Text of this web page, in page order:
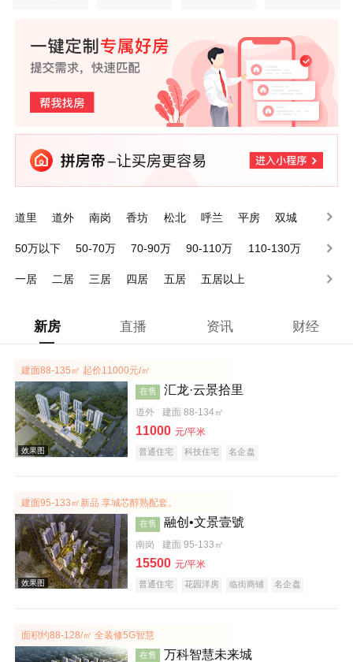
道里 道外 南岗 香坊 松北 呼兰 平房
双城
50万以下
50-70万 70-90万 90-110万
110-130万
一居
二居 三居 四居 五居 五居以上
新房 直播 资讯 财经
建面88-135㎡ 起价11000元/㎡
效果图
在售 汇龙·云景拾里
道外 建面 88-134㎡
11000 元/平米
普通住宅 科技住宅 名企盘
建面95-133㎡新品 享城芯醇熟配套。
在售 融创•文景壹號
南岗 建面 95-133㎡
15500 元/平米
普通住宅 花园洋房 临街商铺 名企盘
面积约88-128/㎡ 全装修5G智慧
在售 万科智慧未来城